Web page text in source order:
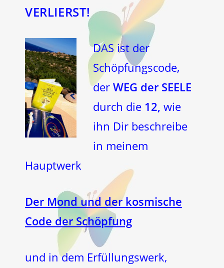
VERLIERST!
DAS ist der
Schöpfungscode,
der WEG der SEELE
durch die 12, wie
ihn Dir beschreibe
in meinem
Hauptwerk
Der Mond und der kosmische
Code der Schöpfung
und in dem Erfüllungswerk,